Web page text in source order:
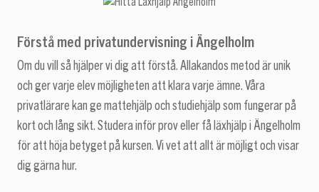
Förstå med privatundervisning i Ängelholm
Om du vill så hjälper vi dig att förstå. Allakandos metod är unik
och ger varje elev möjligheten att klara varje ämne. Våra
privatlärare kan ge mattehjälp och studiehjälp som fungerar på
kort och lång sikt. Studera inför prov eller få läxhjälp i Ängelholm
för att höja betyget på kursen. Vi vet att allt är möjligt och visar
dig gärna hur.